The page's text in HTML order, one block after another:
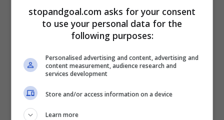
alla panchina della Juventus.Ogni volta
che c’è un’incertezza sulla nuova stagione
l’attuale allenatore del Manchester City è
sempre in cima alla lista dei papabili
tecnici bianconeri.
stopandgoal.com asks for your consent
to use your personal data for the
following purposes:
Personalised advertising and content, advertising and
content measurement, audience research and
services development
Store and/or access information on a device
Learn more